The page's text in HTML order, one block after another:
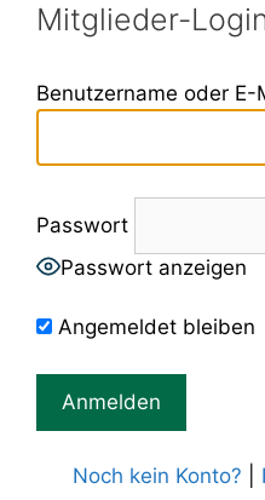
Mitglieder-
Benutzername oder E-
Passwort
Passwort anzeigen
Angemeldet bleiben
Noch kein Konto?